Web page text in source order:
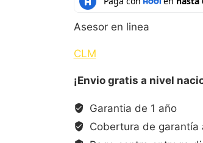
Negro
cantidad
Asesor en linea
CLM
¡Envio gratis a nivel
Garantia de 1 año
Cobertura de garantía